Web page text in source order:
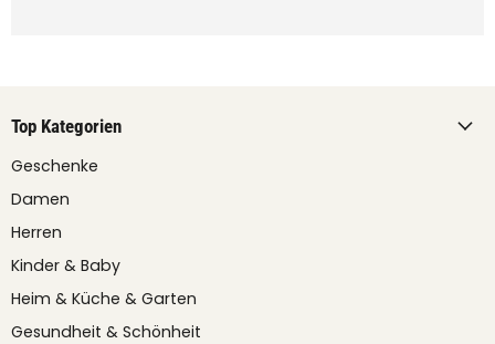
Top Kategorien
Geschenke
Damen
Herren
Kinder & Baby
Heim & Küche & Garten
Gesundheit & Schönheit